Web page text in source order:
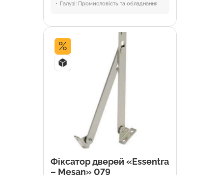
Галузі: Промисловість та обладнання
%
Фіксатор дверей «Essentra
– Mesan» 079